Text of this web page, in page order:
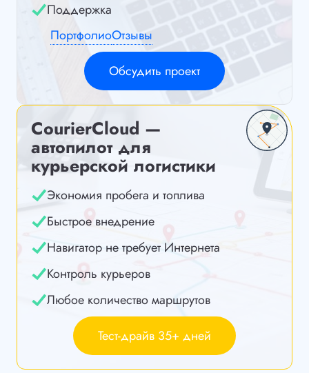
Поддержка
ПортфолиоОтзывы
Обсудить проект
CourierCloud —
автопилот для
курьерской логистики
Экономия пробега и топлива
Быстрое внедрение
Навигатор не требует Интернета
Контроль курьеров
Любое количество маршрутов
Тест-драйв 35+ дней